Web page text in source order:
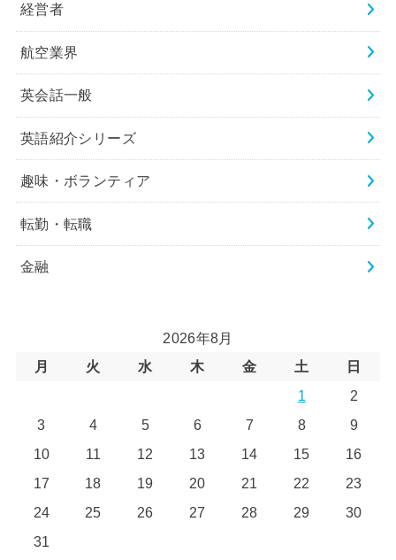
経営者
航空業界
英会話一般
英語紹介シリーズ
趣味・ボランティア
転勤・転職
金融
2026年8月
月
火 水 木 金 土
日
1
2
3
4 5 6 7 8
9
10
11 12 13 14 15
16
17
18 19 20 21 22
23
24
25 26 27 28 29
30
31